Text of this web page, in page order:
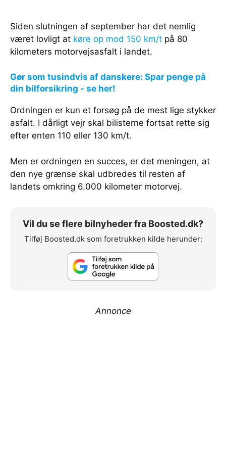
Siden slutningen af september har det nemlig
været lovligt at køre op mod 150 km/t på 80
kilometers motorvejsasfalt i landet.
Gør som tusindvis af danskere: Spar penge på
din bilforsikring - se her!
Ordningen er kun et forsøg på de mest lige stykker
asfalt. I dårligt vejr skal bilisterne fortsat rette sig
efter enten 110 eller 130 km/t.
Men er ordningen en succes, er det meningen, at
den nye grænse skal udbredes til resten af
landets omkring 6.000 kilometer motorvej.
Vil du se flere bilnyheder fra Boosted.dk?
Tilføj Boosted.dk som foretrukken kilde herunder:
Annonce